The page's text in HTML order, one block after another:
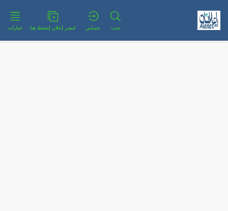
بحث حسابي لنشر إعلان إضغط هنا خيارات